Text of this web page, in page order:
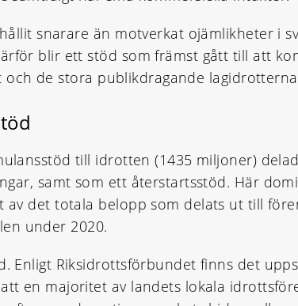
snarare än motverkat ojämlikheter i
blir ett stöd som främst gått till att
de stora publikdragande
till idrotten (1435 miljoner)
samt som ett återstartsstöd. Här
av det totala belopp som delats ut till
under 2020.
Enligt Riksidrottsförbundet finns det
en majoritet av landets lokala